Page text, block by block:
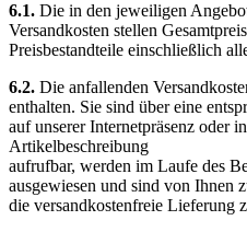
6.1. Die in den jeweiligen
Versandkosten stellen
Preisbestandteile einschließlich
6.2. Die anfallenden
enthalten. Sie sind über eine
auf unserer Internetpräsenz oder
Artikelbeschreibung
aufrufbar, werden im Laufe des
ausgewiesen und sind von Ihnen
die versandkostenfreie Lieferung